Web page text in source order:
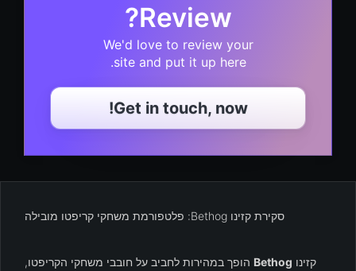
Review?
We'd love to review your
site and put it up here.
Get in touch, now!
סקירת קזינו Bethog: פלטפורמת משחקי קריפטו מובילה
קזינו Bethog הופך במהירות לחביב על חובבי משחקי הקריפטו,